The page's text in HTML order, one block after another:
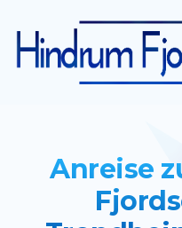
Anreise